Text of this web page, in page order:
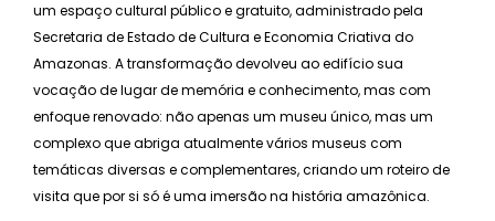
um espaço cultural público e gratuito, administrado pela
Secretaria de Estado de Cultura e Economia Criativa do
Amazonas. A transformação devolveu ao edifício sua
vocação de lugar de memória e conhecimento, mas com
enfoque renovado: não apenas um museu único, mas um
complexo que abriga atualmente vários museus com
temáticas diversas e complementares, criando um roteiro de
visita que por si só é uma imersão na história amazônica.